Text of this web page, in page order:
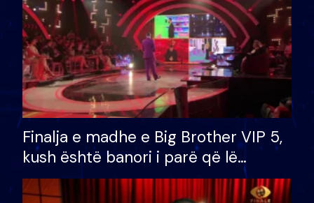
Finalja e madhe e Big Brother VIP 5,
kush është banori i parë që lë
shtëpinë dhe humb mundësinë për
të fituar çmimin e madh